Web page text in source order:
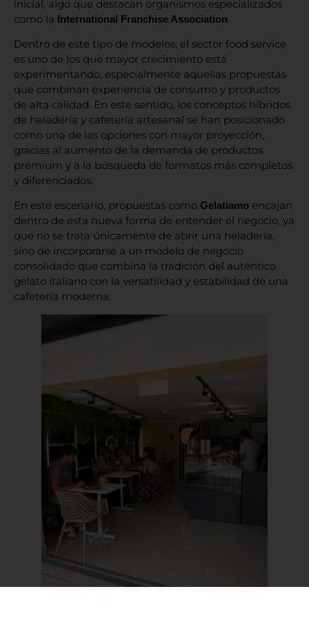
inicial, algo que destacan organismos especializados
como la International Franchise Association
Dentro de este tipo de modelos, el sector food service
es uno de los que mayor crecimiento está
experimentando, especialmente aquellas propuestas
que combinan experiencia de consumo y productos
de alta calidad. En este sentido, los conceptos híbridos
de heladería y cafetería artesanal se han posicionado
como una de las opciones con mayor proyección,
gracias al aumento de la demanda de productos
premium y a la búsqueda de formatos más completos
y diferenciados.
En este escenario, propuestas como Gelatiamo encajan
dentro de esta nueva forma de entender el negocio, ya
que no se trata únicamente de abrir una heladería,
sino de incorporarse a un modelo de negocio
consolidado que combina la tradición del auténtico
gelato italiano con la versatilidad y estabilidad de una
cafetería moderna.